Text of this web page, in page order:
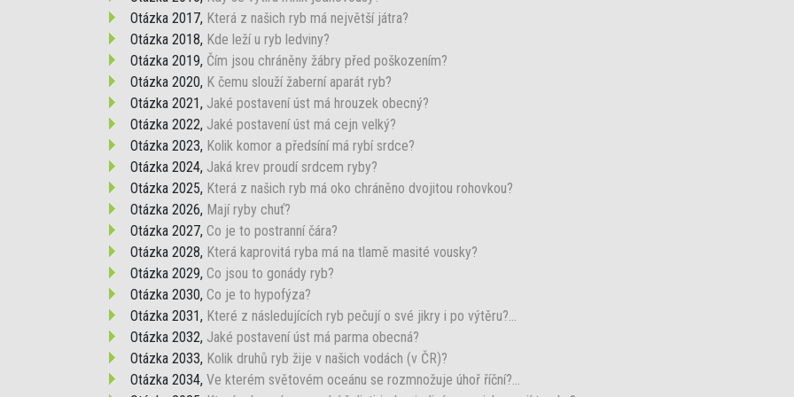
Otázka 2017, Která z našich ryb má největší játra?
Otázka 2018, Kde leží u ryb ledviny?
Otázka 2019, Čím jsou chráněny žábry před poškozením?
Otázka 2020, K čemu slouží žaberní aparát ryb?
Otázka 2021, Jaké postavení úst má hrouzek obecný?
Otázka 2022, Jaké postavení úst má cejn velký?
Otázka 2023, Kolik komor a předsíní má rybí srdce?
Otázka 2024, Jaká krev proudí srdcem ryby?
Otázka 2025, Která z našich ryb má oko chráněno dvojitou rohovkou?
Otázka 2026, Mají ryby chuť?
Otázka 2027, Co je to postranní čára?
Otázka 2028, Která kaprovitá ryba má na tlamě masité vousky?
Otázka 2029, Co jsou to gonády ryb?
Otázka 2030, Co je to hypofýza?
Otázka 2031, Které z následujících ryb pečují o své jikry i po výtěru?...
Otázka 2032, Jaké postavení úst má parma obecná?
Otázka 2033, Kolik druhů ryb žije v našich vodách (v ČR)?
Otázka 2034, Ve kterém světovém oceánu se rozmnožuje úhoř říční?...